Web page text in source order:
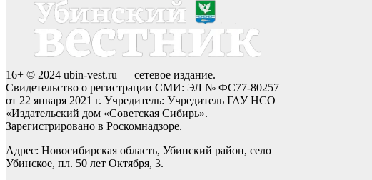
16+ © 2024 ubin-vest.ru — сетевое издание.
Свидетельство о регистрации СМИ: ЭЛ № ФС77-80257
от 22 января 2021 г. Учредитель: Учредитель ГАУ НСО
«Издательский дом «Советская Сибирь».
Зарегистрировано в Роскомнадзоре.
Адрес: Новосибирская область, Убинский район, село
Убинское, пл. 50 лет Октября, 3.